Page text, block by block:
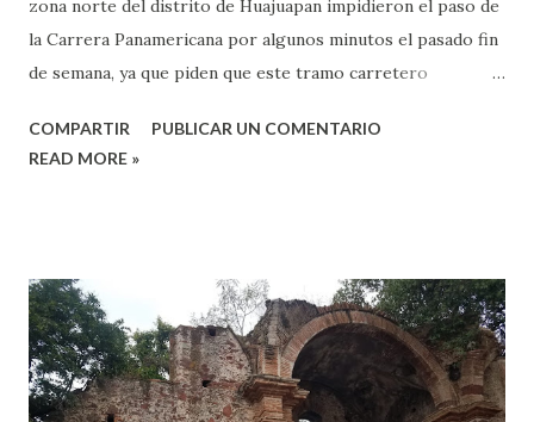
zona norte del distrito de Huajuapan impidieron el paso de
la Carrera Panamericana por algunos minutos el pasado fin
de semana, ya que piden que este tramo carretero
protesta fue encabezada por los ediles de Santiago
La lona decía “bienvenidos a Oaxaca, Unión de Presidentes
Municipales de la Mixteca Baja-Cañada, ayúdanos a llevarle
este mensaje al presidente de la República para que atienda
las necedades”. El presidente de Huajolotitlán, José
COMPARTIR
PUBLICAR UN COMENTARIO
READ MORE »